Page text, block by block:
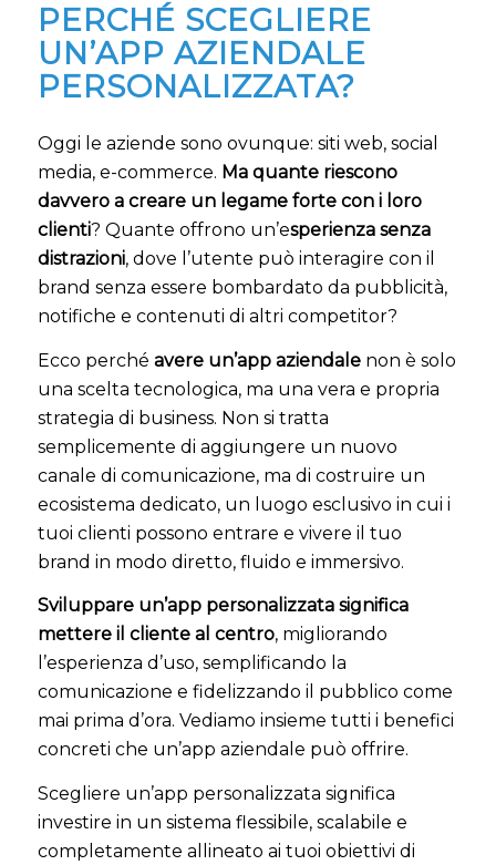
PERCHÉ SCEGLIERE
UN’APP AZIENDALE
PERSONALIZZATA?
Oggi le aziende sono ovunque: siti web, social
media, e-commerce. Ma quante riescono
davvero a creare un legame forte con i loro
clienti? Quante offrono un’esperienza senza
distrazioni, dove l’utente può interagire con il
brand senza essere bombardato da pubblicità,
notifiche e contenuti di altri competitor?
Ecco perché avere un’app aziendalenon è solo
una scelta tecnologica, ma una vera e propria
strategia di business. Non si tratta
semplicemente di aggiungere un nuovo
canale di comunicazione, ma di costruire un
ecosistema dedicato, un luogo esclusivo in cui i
tuoi clienti possono entrare e vivere il tuo
brand in modo diretto, fluido e immersivo.
Sviluppare un’app personalizzata significa
mettere il cliente al centro, migliorando
l’esperienza d’uso, semplificando la
comunicazione e fidelizzando il pubblico come
mai prima d’ora. Vediamo insieme tutti i benefici
concreti che un’app aziendale può offrire.
Scegliere un’app personalizzata significa
investire in un sistema flessibile, scalabile e
completamente allineato ai tuoi obiettivi di